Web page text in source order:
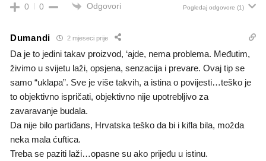
0 0 Odgovori Pogledaj odgovore (1)
Dumandi 2 mjeseci prije
Da je to jedini takav proizvod, ‘ajde, nema problema. Međutim,
živimo u svijetu laži, opsjena, senzacija i prevare. Ovaj tip se
samo “uklapa”. Sve je više takvih, a istina o povijesti…teško je
to objektivno ispričati, objektivno nije upotrebljivo za
zavaravanje budala.
Da nije bilo partiđans, Hrvatska teško da bi i kifla bila, možda
neka mala ćuftica.
Treba se paziti laži…opasne su ako prijeđu u istinu.